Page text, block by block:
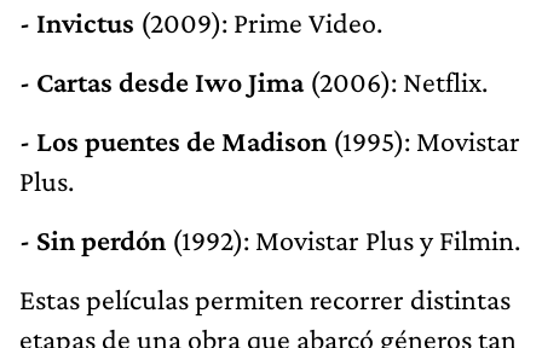
- Invictus (2009): Prime Video.
- Cartas desde Iwo Jima(2006): Netflix.
- Los puentes de Madison (1995): Movistar
Plus.
- Sin perdón (1992): Movistar Plus y Filmin.
Estas películas permiten recorrer distintas
etapas de una obra que abarcó géneros tan